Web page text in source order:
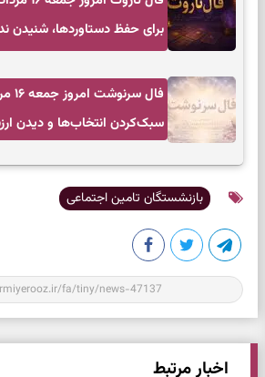
برای حفظ دستاوردها، شنیدن
سبک‌کردن انتخاب‌ها و دیدن
بازنشستگان تامین اجتماعی
اخبار مرتبط